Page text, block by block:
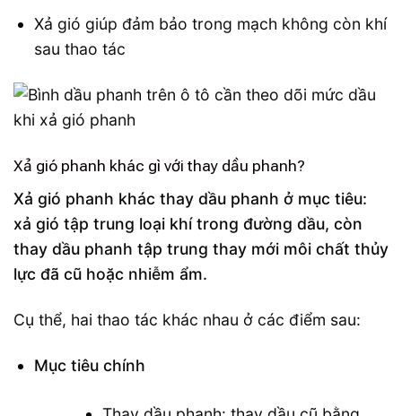
Xả gió giúp đảm bảo trong mạch không còn khí
sau thao tác
Xả gió phanh khác gì với thay dầu phanh?
Xả gió phanh khác thay dầu phanh ở mục tiêu:
xả gió tập trung loại khí trong đường dầu, còn
thay dầu phanh tập trung thay mới môi chất thủy
lực đã cũ hoặc nhiễm ẩm.
Cụ thể, hai thao tác khác nhau ở các điểm sau:
Mục tiêu chính